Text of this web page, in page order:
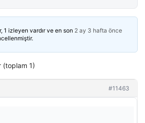
1 izleyen vardır ve en son 2 ay 3 hafta önce
(toplam 1)
#11463